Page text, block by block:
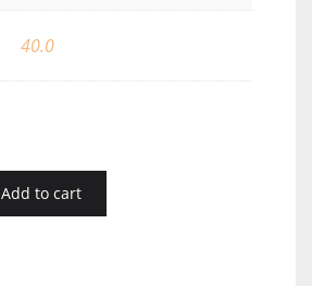
40.0
Add to cart